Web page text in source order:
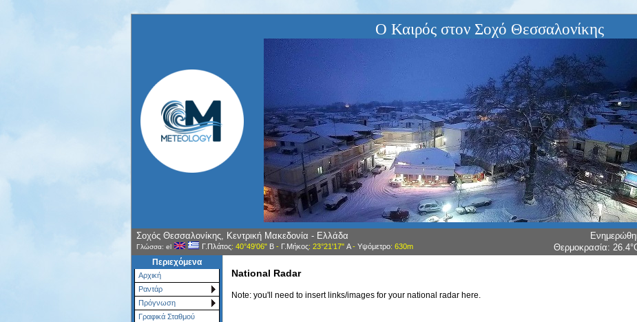
Ο Καιρός στον Σοχό Θεσσαλονίκης
Σοχός Θεσσαλονίκης, Κεντρική Μακεδονία - Ελλάδα
Γλώσσα: el Γ.Πλάτος: 40°49'06" Β- Γ.Μήκος: 23°21'17" Α- Υψόμετρο: 630m
Θερμοκρασία:
Περιεχόμενα
Αρχική
Ραντάρ
Πρόγνωση
Γραφικά Σταθμού
National Radar
Note: you'll need to insert links/images for your national radar here.